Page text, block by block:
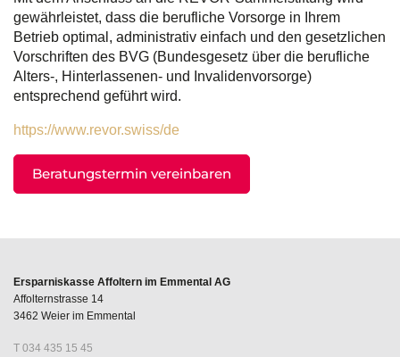
gewährleistet, dass die berufliche Vorsorge in Ihrem
Betrieb optimal, administrativ einfach und den gesetzlichen
Vorschriften des BVG (Bundesgesetz über die berufliche
Alters-, Hinterlassenen- und Invalidenvorsorge)
entsprechend geführt wird.
https://www.revor.swiss/de
Beratungstermin vereinbaren
Ersparniskasse Affoltern im Emmental AG
Affolternstrasse 14
3462 Weier im Emmental
T 034 435 15 45